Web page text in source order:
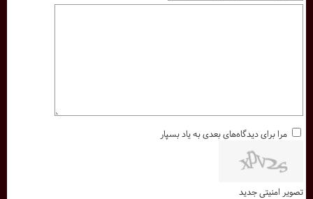
مرا برای دیدگاه‌های بعدی به یاد بسپار
تصویر امنیتی جدید